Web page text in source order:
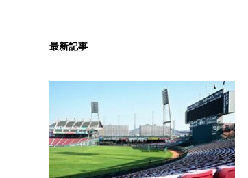
最新記事